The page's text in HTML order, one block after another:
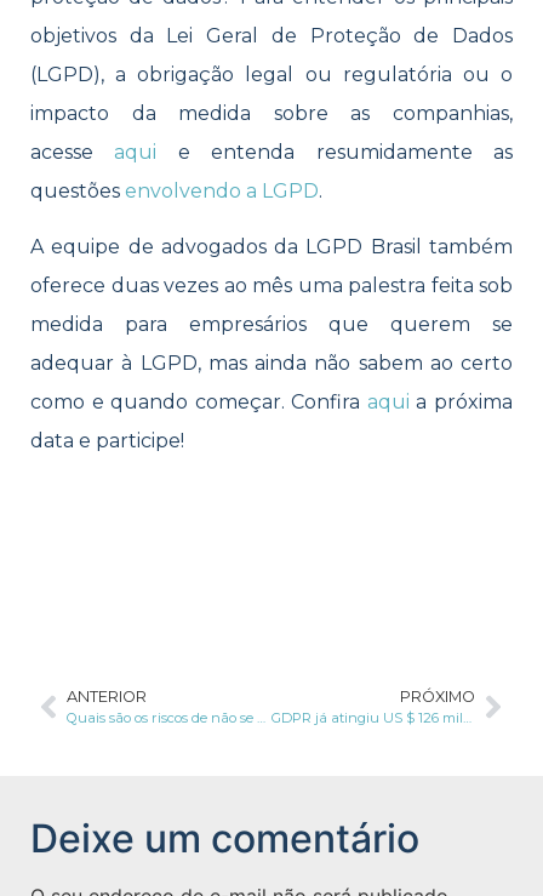
objetivos da Lei Geral de Proteção de Dados
(LGPD), a obrigação legal ou regulatória ou o
impacto da medida sobre as companhias,
acesseaqui e entenda resumidamente as
questões envolvendo a LGPD.
A equipe de advogados da LGPD Brasil também
oferece duas vezes ao mês uma palestra feita sob
medida para empresários que querem se
adequar à LGPD, mas ainda não sabem ao certo
como e quando começar. Confira aqui a próxima
data e participe!
ANTERIOR
Quais são os riscos de não se adequar à LGPD até a metade do ano?
PRÓXIMO
GDPR já atingiu US $ 126 milhões em multas por privacidade de informações
Deixe um comentário